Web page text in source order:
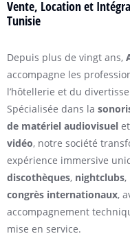
Vente, Location et
Tunisie
Depuis plus de vingt ans,
accompagne les
l’hôtellerie et du
Spécialisée dans la
de matériel audiovisuel
vidéo, notre société
expérience immersive
discothèques, nightclubs,
congrès internationaux,
accompagnement
mise en service.